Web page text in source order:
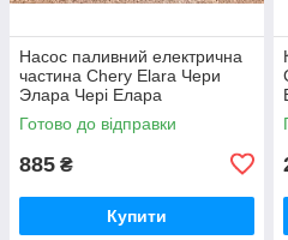
Насос паливний електрична
частина Chery Elara Чери
Элара Чері Елара
Готово до відправки
885 ₴
Купити